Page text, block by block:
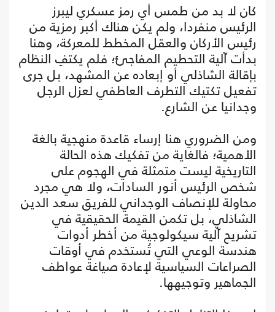
كان لا بد من طمس أي رمز عسكري ليبرز
الرئيس منفردا، ولم يكن هناك أكبر رمزية من
رئيس الأركان والعقل المخطط للمعركة، وهنا
بدأت آلية التحطيم المفاجئ؛ فلم يكتفِ النظام
بإقالة الشاذلي أو إبعاده عن المشهد، بل جرى
تفعيل تكتيك التطرف العاطفي لعزل الرجل
وجدانيا عن الشارع.
ومن الضروري هنا إرساء قاعدة منهجية بالغة
الأهمية؛ فالغاية من تفكيك هذه الحالة
التاريخية ليست متمثلة في الهجوم على
شخص الرئيس أنور السادات، ولا هي مجرد
محاولة للإنصاف الوجداني للفريق سعد الدين
الشاذلي، بل تكمن القيمة الحقيقية في
تشريح آلية سيكولوجية من أخطر أدوات
هندسة الوعي التي تُستخدم في أوقات
الصراعات السياسية لإعادة صياغة عواطف
الجماهير وتوجيهها.